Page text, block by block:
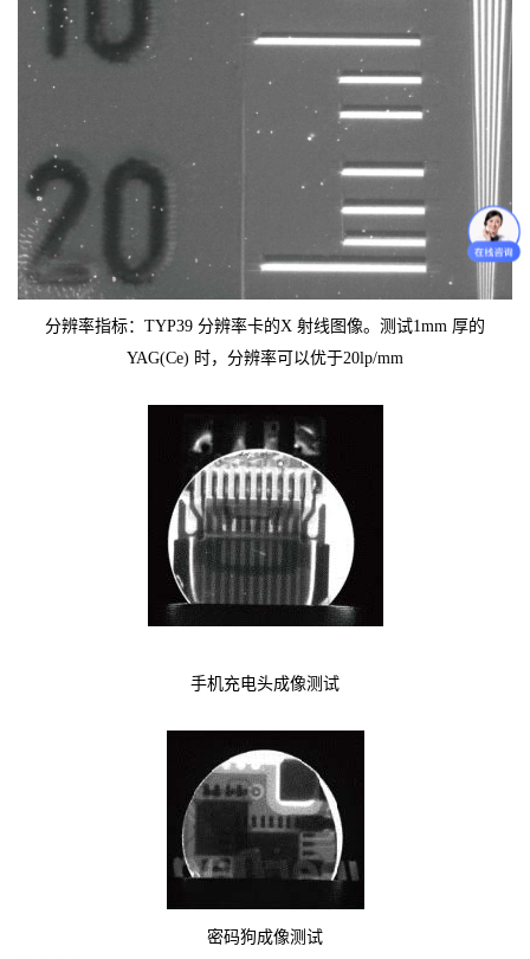
分辨率指标：TYP39 分辨率卡的X 射线图像。测试1mm 厚的
YAG(Ce) 时，分辨率可以优于20lp/mm
手机充电头成像测试
密码狗成像测试